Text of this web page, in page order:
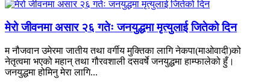
मेरो जीवनमा असार २६ गतेः जनयुद्धमा मृत्युलाई जितेको दिन
म नौजवान उमेरमा जातीय तथा वर्गीय मुक्तिका लागि नेकपा(माओवादी)को
नेतृत्वमा भएको महान् तथा गौरवशाली दसवर्षे जनयुद्धमा हाम्फालेको हुँ।
जनयुद्धमा होमिनु मेरा लागि...